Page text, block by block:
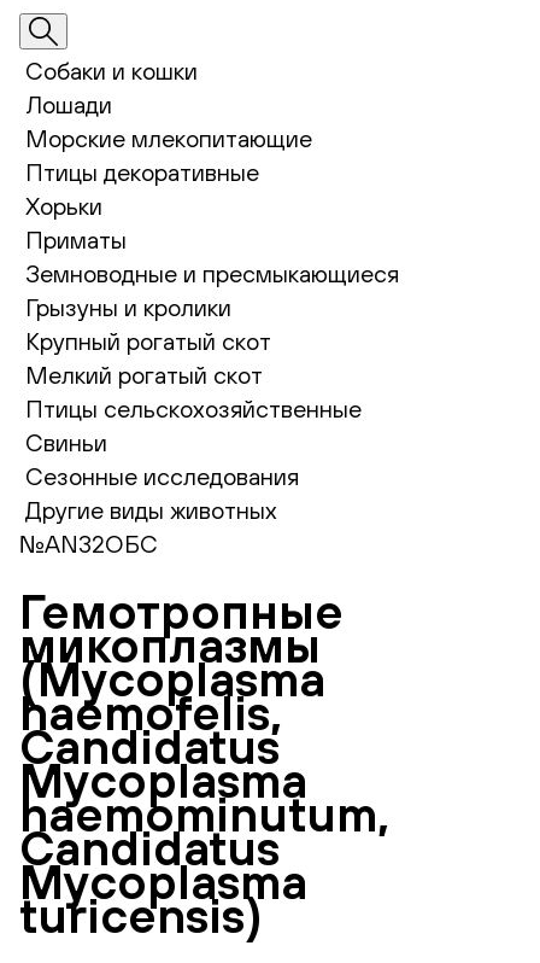
Собаки и кошки
Лошади
Морские млекопитающие
Птицы декоративные
Хорьки
Приматы
Земноводные и пресмыкающиеся
Грызуны и кролики
Крупный рогатый скот
Мелкий рогатый скот
Птицы сельскохозяйственные
Свиньи
Сезонные исследования
Другие виды животных
№AN32ОБС
Гемотропные
микоплазмы
(Mycoplasma
haemofelis,
Candidatus
Mycoplasma
haemominutum,
Candidatus
Mycoplasma
turicensis)